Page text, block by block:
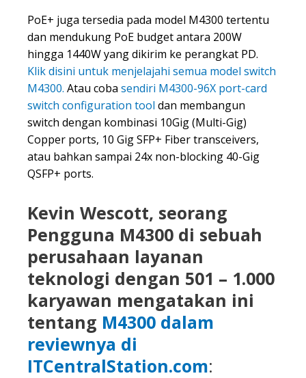
PoE+ juga tersedia pada model M4300 tertentu
dan mendukung PoE budget antara 200W
hingga 1440W yang dikirim ke perangkat PD.
Klik disini untuk menjelajahi semua model switch
M4300. Atau coba sendiri M4300-96X port-card
switch configuration tool dan membangun
switch dengan kombinasi 10Gig (Multi-Gig)
Copper ports, 10 Gig SFP+ Fiber transceivers,
atau bahkan sampai 24x non-blocking 40-Gig
QSFP+ ports.
Kevin Wescott, seorang
Pengguna M4300 di sebuah
perusahaan layanan
teknologi dengan 501 – 1.000
karyawan mengatakan ini
tentang M4300 dalam
reviewnya di
ITCentralStation.com: